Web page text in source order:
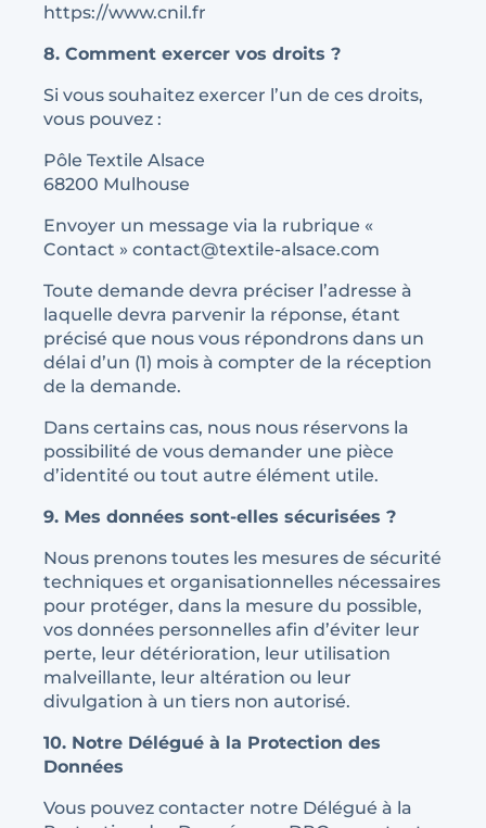
https://www.cnil.fr
8. Comment exercer vos droits ?
Si vous souhaitez exercer l’un de ces droits,
vous pouvez :
Pôle Textile Alsace
68200 Mulhouse
Envoyer un message via la rubrique «
Contact » contact@textile-alsace.com
Toute demande devra préciser l’adresse à
laquelle devra parvenir la réponse, étant
précisé que nous vous répondrons dans un
délai d’un (1) mois à compter de la réception
de la demande.
Dans certains cas, nous nous réservons la
possibilité de vous demander une pièce
d’identité ou tout autre élément utile.
9. Mes données sont-elles sécurisées ?
Nous prenons toutes les mesures de sécurité
techniques et organisationnelles nécessaires
pour protéger, dans la mesure du possible,
vos données personnelles afin d’éviter leur
perte, leur détérioration, leur utilisation
malveillante, leur altération ou leur
divulgation à un tiers non autorisé.
10. Notre Délégué à la Protection des
Données
Vous pouvez contacter notre Délégué à la